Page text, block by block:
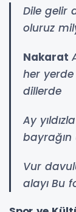
Dile gelir
oluruz
Nakarat
her yerde
dillerde
Ay
Vur
alayı Bu